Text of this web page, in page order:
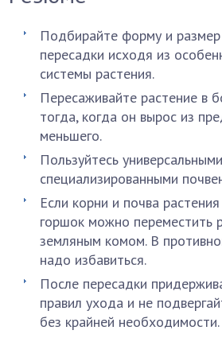
Подбирайте форму и
пересадки исходя из
системы растения.
Пересаживайте растение в
тогда, когда он вырос из
меньшего.
Пользуйтесь
специализированными
Если корни и почва
горшок можно переместить
земляным комом. В
надо избавиться.
После пересадки
правил ухода и не
без крайней необходимости.